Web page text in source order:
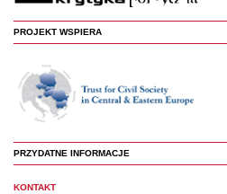
PROJEKT WSPIERA
PRZYDATNE INFORMACJE
KONTAKT